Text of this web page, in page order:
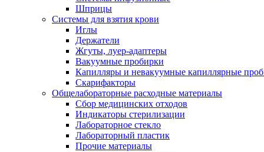
Шприцы
Системы для взятия крови
Иглы
Держатели
Жгуты, луер-адаптеры
Вакуумные пробирки
Капилляры и невакуумные капиллярные
Скарифакторы
Общелабораторные расходные материалы
Сбор медицинских отходов
Индикаторы стерилизации
Лабораторное стекло
Лабораторный пластик
Прочие материалы